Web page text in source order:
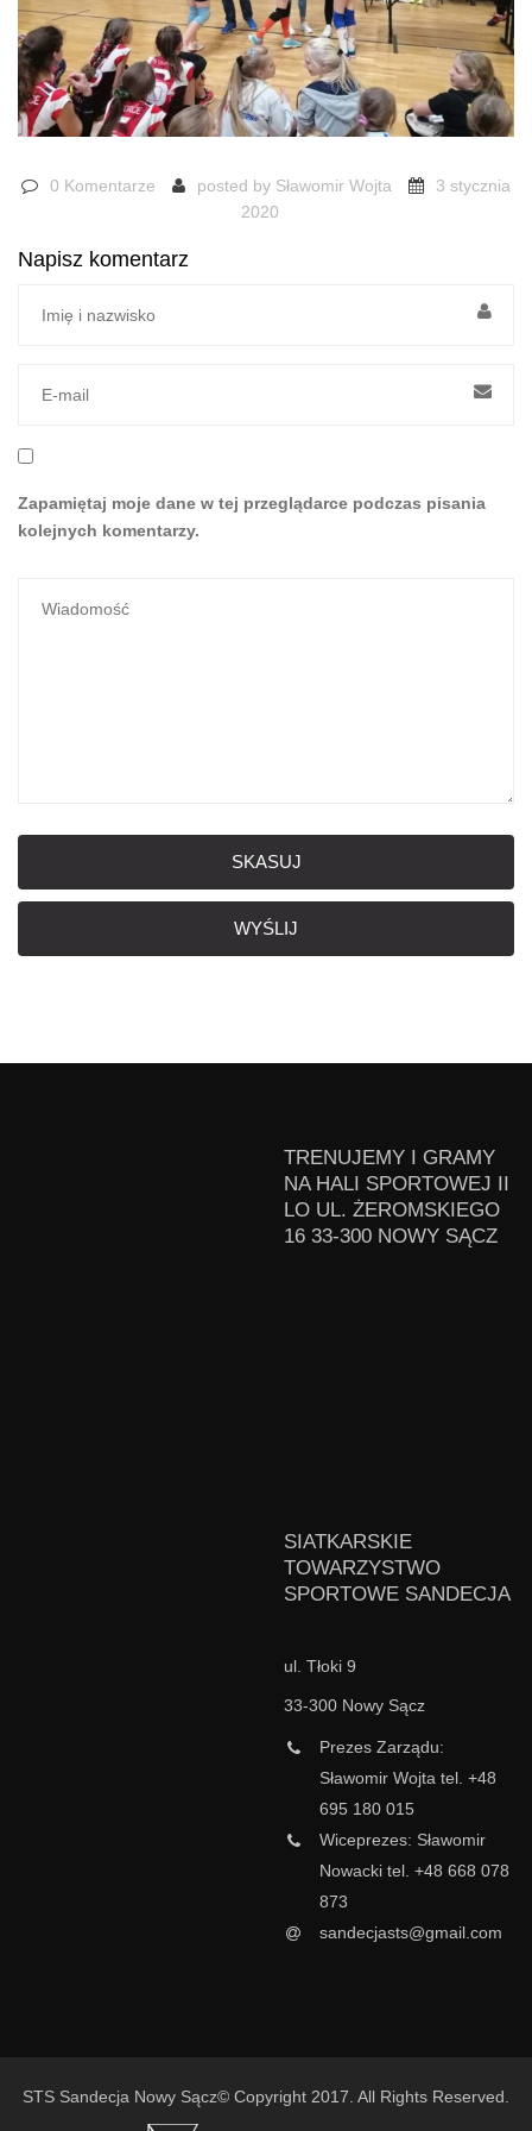
0 Komentarze posted by Sławomir Wojta
3 stycznia
2020
Napisz komentarz
Zapamiętaj moje dane w tej przeglądarce podczas pisania
kolejnych komentarzy.
SKASUJ
WYŚLIJ
TRENUJEMY I GRAMY
NA HALI SPORTOWEJ II
LO UL. ŻEROMSKIEGO
16 33-300 NOWY SĄCZ
SIATKARSKIE
TOWARZYSTWO
SPORTOWE SANDECJA
ul. Tłoki 9
33-300 Nowy Sącz
Prezes Zarządu:
Sławomir Wojta tel. +48
695 180 015
Wiceprezes: Sławomir
Nowacki tel. +48 668 078
873
sandecjasts@gmail.com
STS Sandecja Nowy Sącz© Copyright 2017. All Rights Reserved.